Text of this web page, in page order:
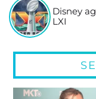
Disney
LXI